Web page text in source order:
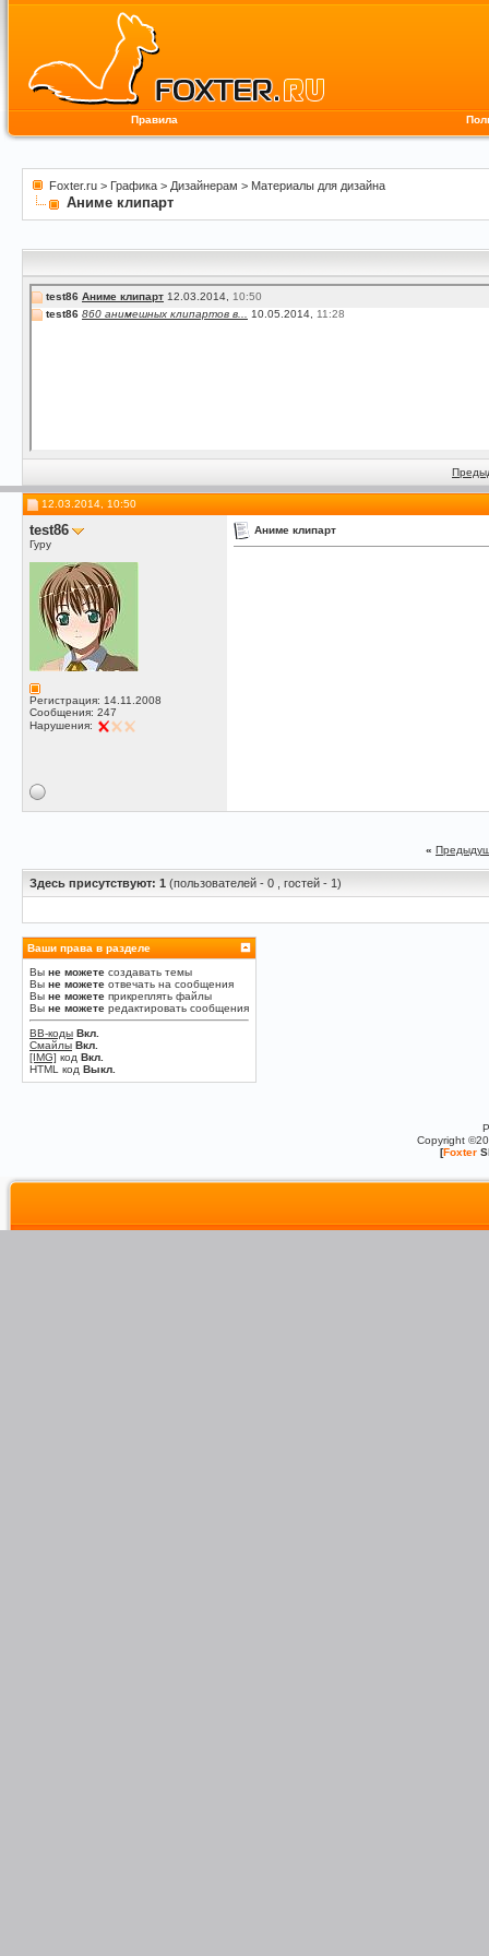
Правила
Foxter.ru > Графика > Дизайнерам > Материалы для дизайна
Аниме клипарт
test86 Аниме клипарт 12.03.2014, 10:50
test86 860 анимешных клипартов в... 10.05.2014, 11:28
12.03.2014, 10:50
test86
Гуру
Регистрация: 14.11.2008
Сообщения: 247
Нарушения:
Аниме клипарт
«
Здесь присутствуют: 1 (пользователей - 0 , гостей - 1)
Ваши права в разделе
Вы не можете создавать темы
Вы не можете отвечать на сообщения
Вы не можете прикреплять файлы
Вы не можете редактировать сообщения
BB-коды Вкл.
Смайлы Вкл.
[IMG] код Вкл.
HTML код Выкл.
Copyright
[Foxter